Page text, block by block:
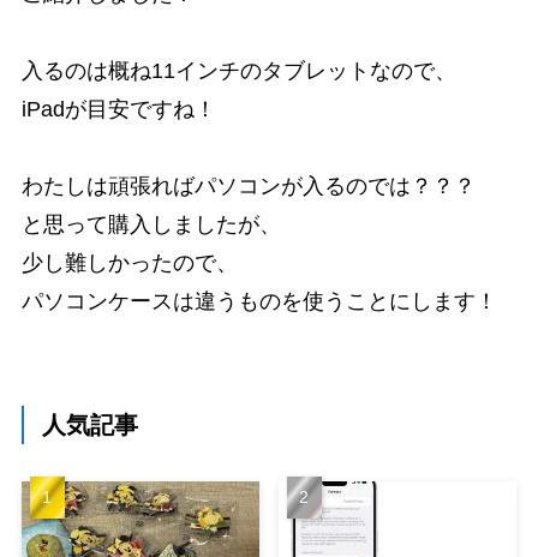
入るのは概ね11インチのタブレットなので、
iPadが目安ですね！
わたしは頑張ればパソコンが入るのでは？？？
と思って購入しましたが、
少し難しかったので、
パソコンケースは違うものを使うことにします！
人気記事